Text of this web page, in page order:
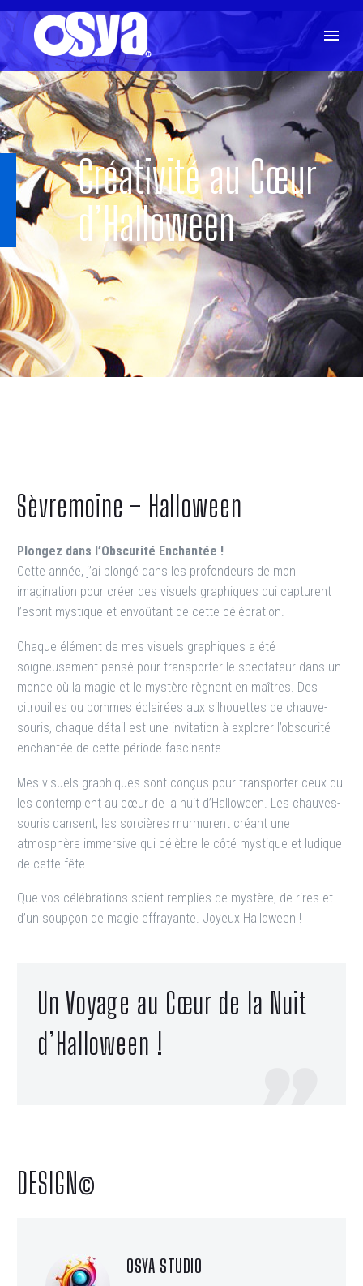
Créativité au Cœur
d’Halloween
Sèvremoine – Halloween
Plongez dans l’Obscurité Enchantée !
Cette année, j’ai plongé dans les profondeurs de mon
imagination pour créer des visuels graphiques qui capturent
l’esprit mystique et envoûtant de cette célébration.
Chaque élément de mes visuels graphiques a été
soigneusement pensé pour transporter le spectateur dans un
monde où la magie et le mystère règnent en maîtres. Des
citrouilles ou pommes éclairées aux silhouettes de chauve-
souris, chaque détail est une invitation à explorer l’obscurité
enchantée de cette période fascinante.
Mes visuels graphiques sont conçus pour transporter ceux qui
les contemplent au cœur de la nuit d’Halloween. Les chauves-
souris dansent, les sorcières murmurent créant une
atmosphère immersive qui célèbre le côté mystique et ludique
de cette fête.
Que vos célébrations soient remplies de mystère, de rires et
d’un soupçon de magie effrayante. Joyeux Halloween !
Un Voyage au Cœur de la Nuit
d’Halloween !
DESIGN©
OSYA STUDIO